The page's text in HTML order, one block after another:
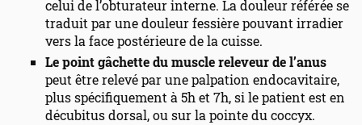
celui de l’obturateur interne. La douleur référée se
traduit par une douleur fessière pouvant irradier
vers la face postérieure de la cuisse.
Le point gâchette du muscle releveur de l’anus
peut être relevé par une palpation endocavitaire,
plus spécifiquement à 5h et 7h, si le patient est en
décubitus dorsal, ou sur la pointe du coccyx.